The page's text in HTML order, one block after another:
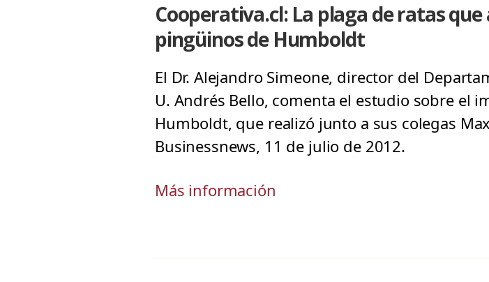
Cooperativa.cl: La plaga de ratas
pingüinos de Humboldt
El Dr. Alejandro Simeone, director del
U. Andrés Bello, comenta el estudio sobre el
Humboldt, que realizó junto a sus colegas
Businessnews, 11 de julio de 2012.
Más información